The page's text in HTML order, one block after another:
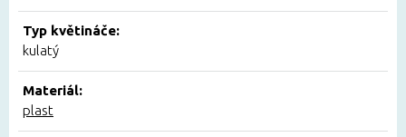
Typ květináče:
kulatý
Materiál:
plast